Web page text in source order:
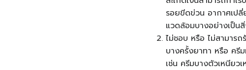
รอยขีดข่วน อากาศเป
แวดล้อมบางอย่างเป็น
ไม่ชอบ หรือ ไม่สามาร
บางครั้งยาทา หรือ ครีม
เช่น ครีมบางตัวเหนียว